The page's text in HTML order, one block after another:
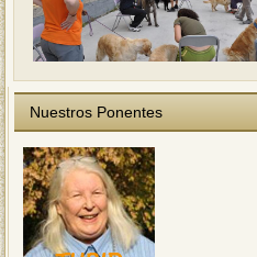
Nuestros Ponentes